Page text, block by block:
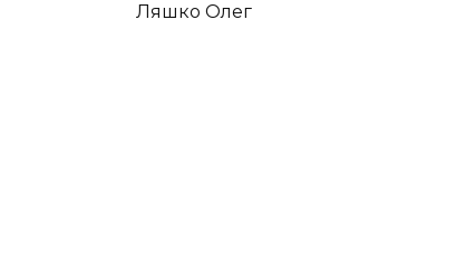
Ляшко Олег